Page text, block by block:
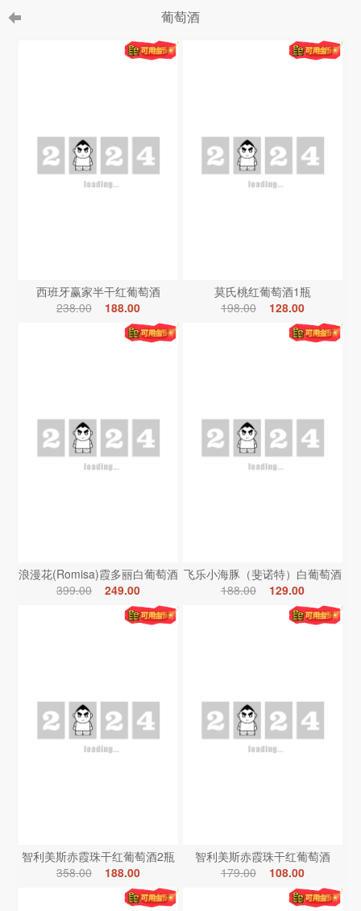
葡萄酒
西班牙赢家半干红葡萄酒
238.00
188.00
莫氏桃红葡萄酒1瓶
198.00
128.00
浪漫花(Romisa)霞多丽白葡萄酒
399.00
249.00
飞乐小海豚（斐诺特）白葡萄酒
188.00
129.00
智利美斯赤霞珠干红葡萄酒2瓶
358.00
188.00
智利美斯赤霞珠干红葡萄酒
179.00
108.00